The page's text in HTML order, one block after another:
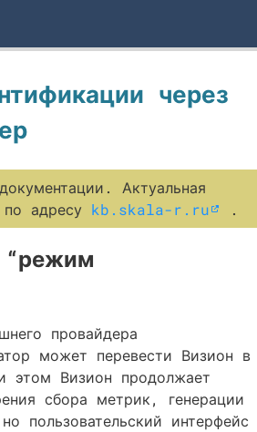
через
Актуальная
по адресу kb.skala-r.ru .
провайдера
может перевести Визион в
этом Визион продолжает
сбора метрик, генерации
пользовательский интерфейс